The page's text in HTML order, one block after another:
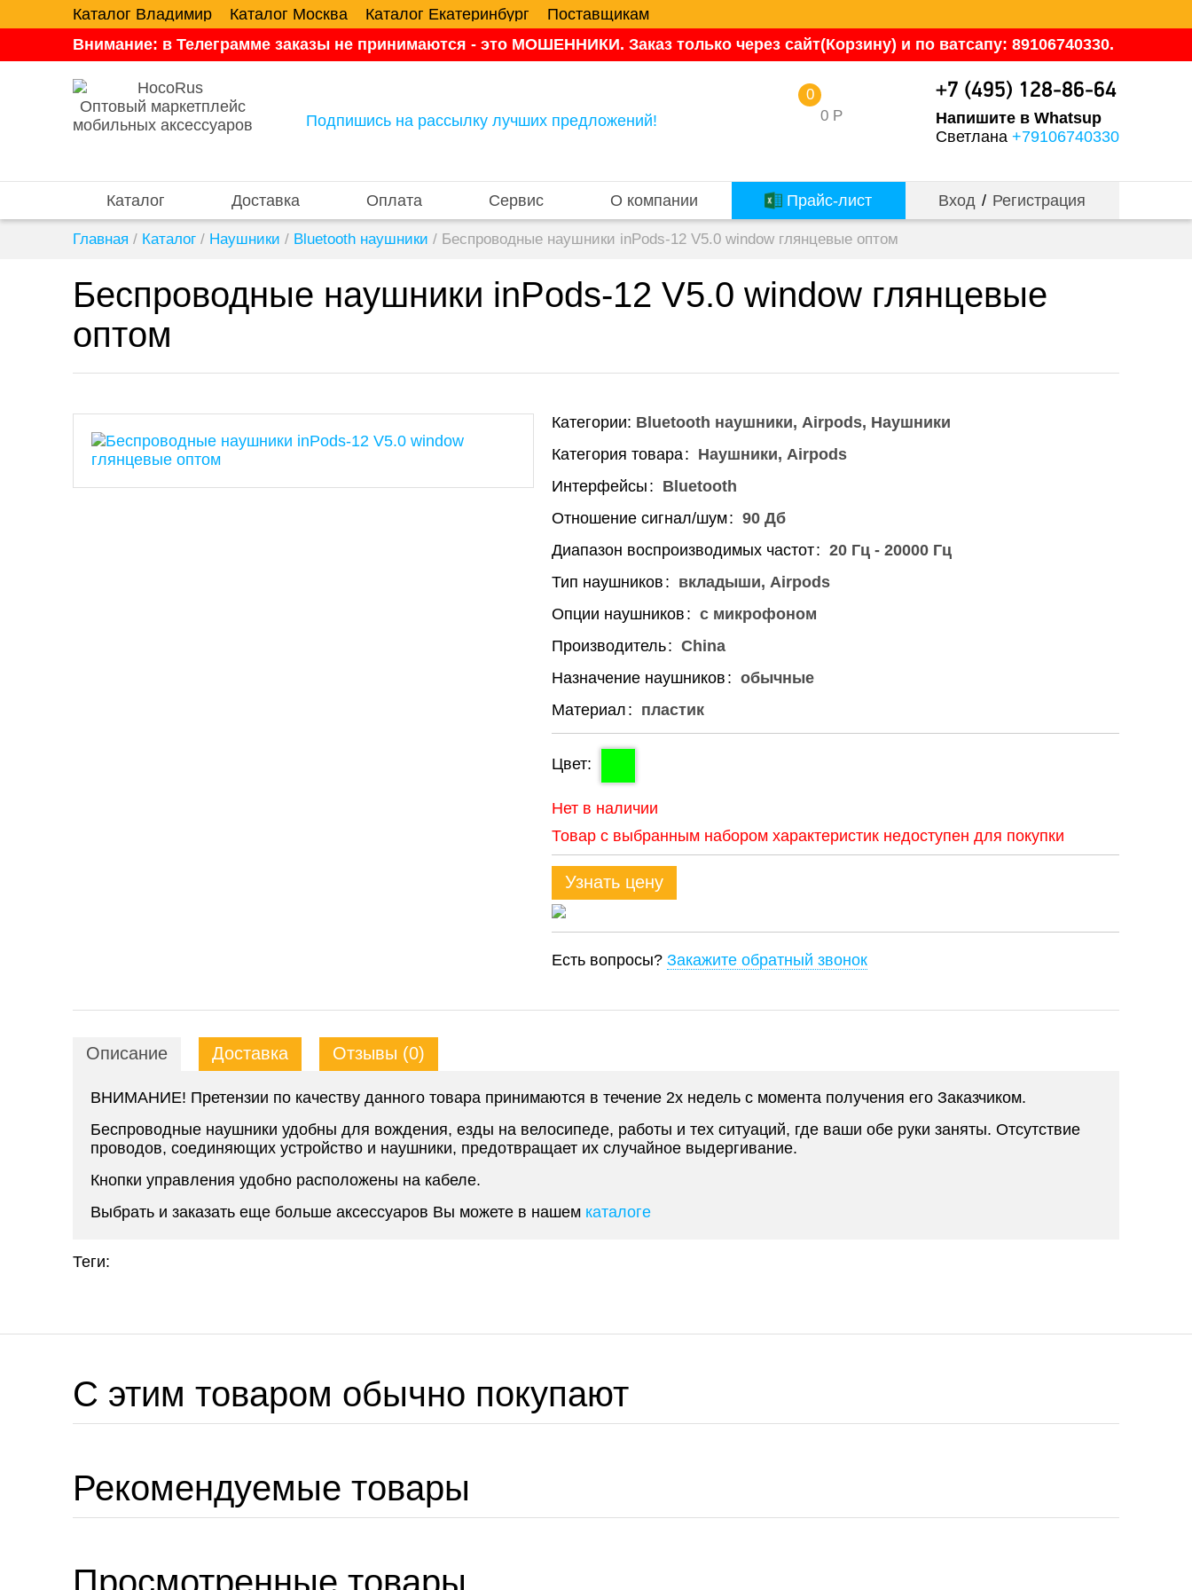
Каталог Владимир Каталог Москва Каталог Екатеринбург
Поставщикам
Внимание: в Телеграмме заказы не принимаются - это МОШЕННИКИ. Заказ только через сайт(Корзину) и по ватсапу: 89106740330.
Оптовый маркетплейс
мобильных аксессуаров
Подпишись на рассылку лучших предложений! 0 Р
0 +7 (495) 128-86-64
Напишите в Whatsup
Светлана +79106740330
Каталог Доставка Оплата Сервис О компании Прайс-лист Вход / Регистрация
Главная / Каталог / Наушники / Bluetooth наушники / Беспроводные наушники inPods-12 V5.0 window глянцевые оптом
Беспроводные наушники inPods-12 V5.0 window глянцевые
оптом
Категории: Bluetooth наушники Airpods Наушники
Категория товара
Наушники, Airpods
Интерфейсы
Bluetooth
Отношение сигнал/шум 90 Дб
Диапазон воспроизводимых частот 20 Гц - 20000 Гц
Тип наушников
вкладыши, Airpods
Опции наушников с микрофоном
Производитель China
Назначение наушников обычные
Материал
пластик
Цвет
Нет в наличии
Товар с выбранным набором характеристик недоступен для покупки
Узнать цену
Есть вопросы? Закажите обратный звонок
Описание Доставка Отзывы (0)
ВНИМАНИЕ! Претензии по качеству данного товара принимаются в течение 2х недель с момента получения его Заказчиком.
Беспроводные наушники удобны для вождения, езды на велосипеде, работы и тех ситуаций, где ваши обе руки заняты. Отсутствие
проводов, соединяющих устройство и наушники, предотвращает их случайное выдергивание.
Кнопки управления удобно расположены на кабеле.
Выбрать и заказать еще больше аксессуаров Вы можете в нашем каталоге
Теги:
C этим товаром обычно покупают
Рекомендуемые товары
Просмотренные товары